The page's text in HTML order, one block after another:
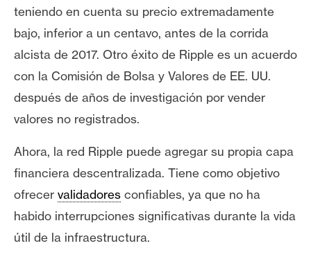
e
c
u
r
s
o
C
o
n
a
c
teniendo en cuenta su precio extremadamente
bajo, inferior a un centavo, antes de la corrida
alcista de 2017. Otro éxito de Ripple es un acuerdo
con la Comisión de Bolsa y Valores de EE. UU.
después de años de investigación por vender
valores no registrados.
Ahora, la red Ripple puede agregar su propia capa
financiera descentralizada. Tiene como objetivo
ofrecer validadores confiables, ya que no ha
habido interrupciones significativas durante la vida
útil de la infraestructura.